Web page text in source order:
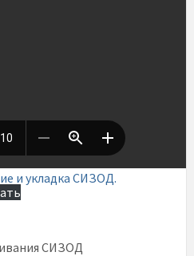
и укладка СИЗОД.
СИЗОД